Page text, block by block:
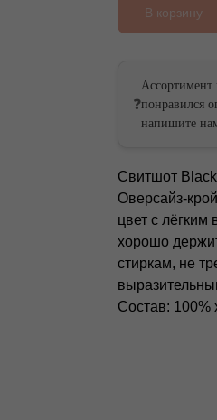
В корзину
❓
Ассортимент
понравился
напишите
Свитшот
Оверсайз-
цвет с
хорошо
стиркам, не
Состав: 100%